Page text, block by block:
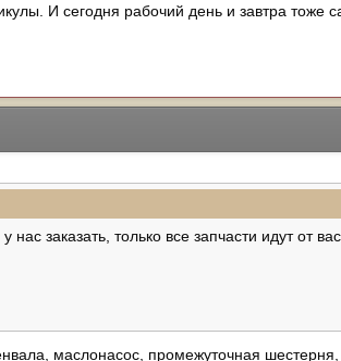
И сегодня рабочий день и завтра тоже
заказать, только все запчасти идут от
маслонасос, промежуточная шестерня,